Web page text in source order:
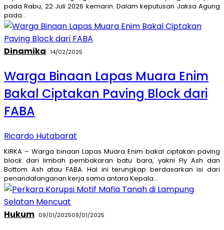
pada Rabu, 22 Juli 2026 kemarin. Dalam keputusan Jaksa Agung
pada…
Dinamika 14/02/2025
Warga Binaan Lapas Muara Enim
Bakal Ciptakan Paving Block dari
FABA
Ricardo Hutabarat
KIRKA – Warga binaan Lapas Muara Enim bakal ciptakan paving
block dari limbah pembakaran batu bara, yakni Fly Ash dan
Bottom Ash atau FABA. Hal ini terungkap berdasarkan isi dari
penandatanganan kerja sama antara Kepala…
Hukum 09/01/202509/01/2025